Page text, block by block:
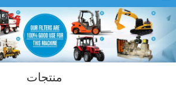
منتجات